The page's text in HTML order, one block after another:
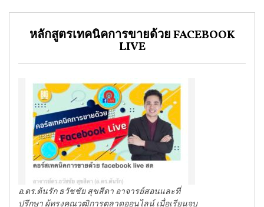
หลักสูตรเทคนิคการขายด้วย FACEBOOK
LIVE
อ.ดร.ต้นรัก ธวัชชัย สุขสีดา อาจารย์สอนและที่
ปรึกษา ผู้ทรงคุณวุฒิการตลาดออนไลน์ เมื่อเรียนจบ